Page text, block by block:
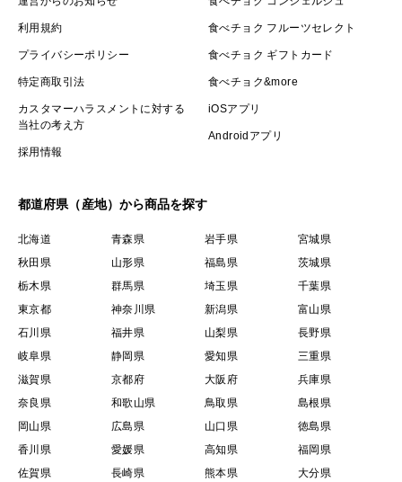
利用規約
プライバシーポリシー
特定商取引法
カスタマーハラスメントに対する
当社の考え方
採用情報
食べチョク フルーツセレクト
食べチョク ギフトカード
食べチョク&more
iOSアプリ
Androidアプリ
都道府県（産地）から商品を探す
北海道 青森県 岩手県
宮城県
秋田県
山形県 福島県
茨城県
栃木県
群馬県 埼玉県
千葉県
東京都
神奈川県 新潟県
富山県
石川県
福井県 山梨県
長野県
岐阜県
静岡県 愛知県
三重県
滋賀県
京都府 大阪府
兵庫県
奈良県
和歌山県 鳥取県
島根県
岡山県
広島県 山口県
徳島県
香川県
愛媛県 高知県
福岡県
佐賀県
長崎県 熊本県 大分県